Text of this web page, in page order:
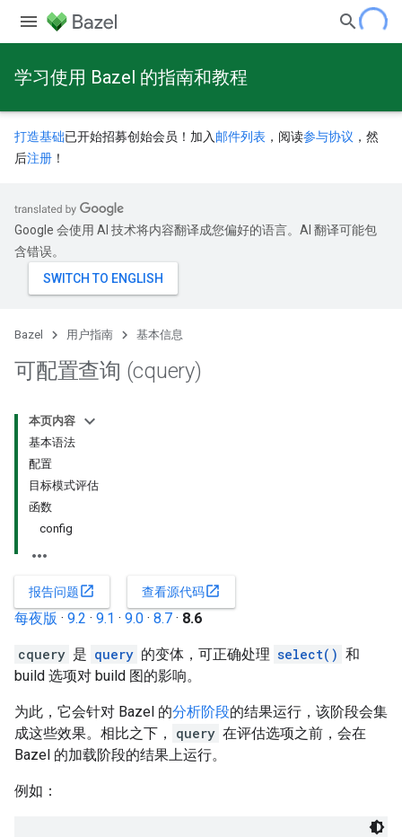
学习使用 Bazel 的指南和教程
打造基础已开始招募创始会员！加入 邮件列表 ，阅读参与协议 ，然
后注册 ！
Google 会使用 AI 技术将内容翻译成您偏好的语言。AI 翻译可能包
含错误。
Bazel 用户指南 基本信息
可配置查询 (cquery)
本页内容
基本语法
配置
目标模式评估
函数
config
报告问题open_in_new 查看源代码open_in_new
每夜版 · 9.2 · 9.1 · 9.0 · 8.7 · 8.6
cquery 是 query 的变体，可正确处理 select() 和
build 选项对 build 图的影响。
为此，它会针对 Bazel 的分析阶段的结果运行，该阶段会集
成这些效果。相比之下，
query 在评估选项之前，会在
Bazel 的加载阶段的结果上运行。
例如：